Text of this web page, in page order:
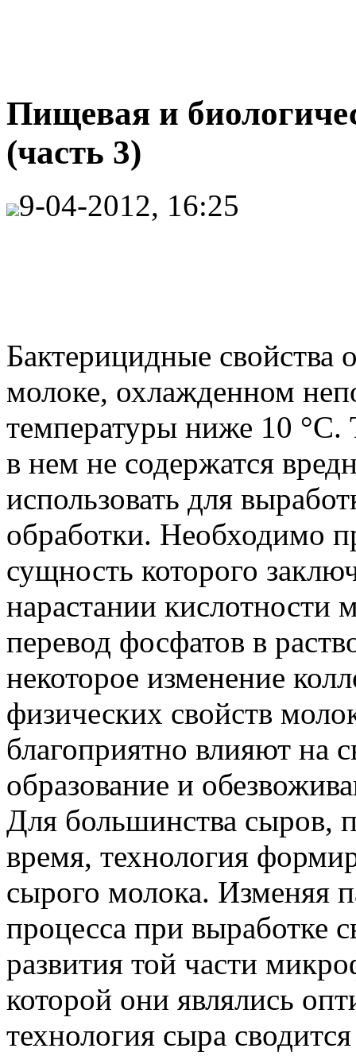
Пищевая и
(часть 3)
9-04-2012, 16:25
Бактерицидные свойства
молоке, охлажденном
температуры ниже 10 °С.
в нем не содержатся
использовать для
обработки. Необходимо
сущность которого
нарастании кислотности
перевод фосфатов в
некоторое изменение
физических свойств
благоприятно влияют на
образование и
Для большинства сыров,
время, технология
сырого молока. Изменяя
процесса при выработке
развития той части
которой они являлись
технология сыра